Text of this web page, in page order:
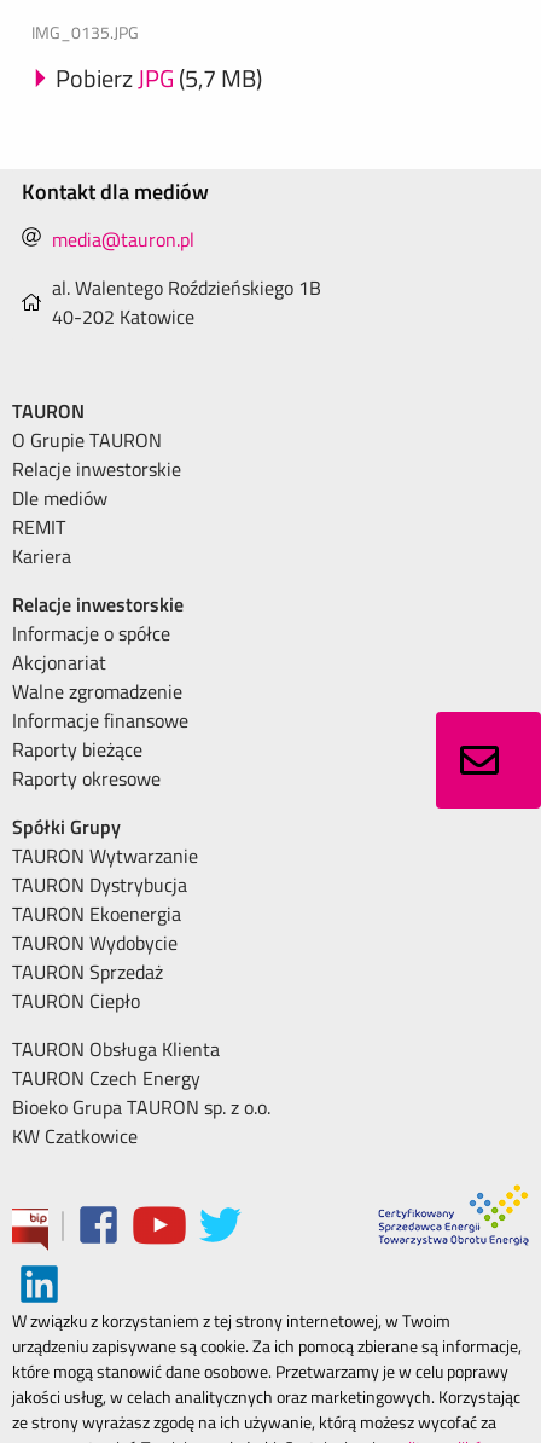
IMG_0135.JPG
PobierzJPG(5,7 MB)
Kontakt dla mediów
media@tauron.pl
al. Walentego Roździeńskiego 1B
40-202 Katowice
TAURON
O Grupie TAURON
Relacje inwestorskie
Dle mediów
REMIT
Kariera
Relacje inwestorskie
Informacje o spółce
Akcjonariat
Walne zgromadzenie
Informacje finansowe
Raporty bieżące
Raporty okresowe
Spółki Grupy
TAURON Wytwarzanie
TAURON Dystrybucja
TAURON Ekoenergia
TAURON Wydobycie
TAURON Sprzedaż
TAURON Ciepło
TAURON Obsługa Klienta
TAURON Czech Energy
Bioeko Grupa TAURON sp. z o.o.
KW Czatkowice
|
W związku z korzystaniem z tej strony internetowej, w Twoim
urządzeniu zapisywane są cookie. Za ich pomocą zbierane są informacje,
które mogą stanowić dane osobowe. Przetwarzamy je w celu poprawy
jakości usług, w celach analitycznych oraz marketingowych. Korzystając
ze strony wyrażasz zgodę na ich używanie, którą możesz wycofać za